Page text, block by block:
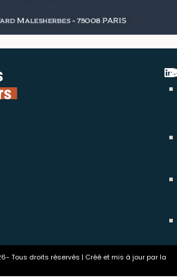
Tous droits réservés | Créé et mis à jour par la